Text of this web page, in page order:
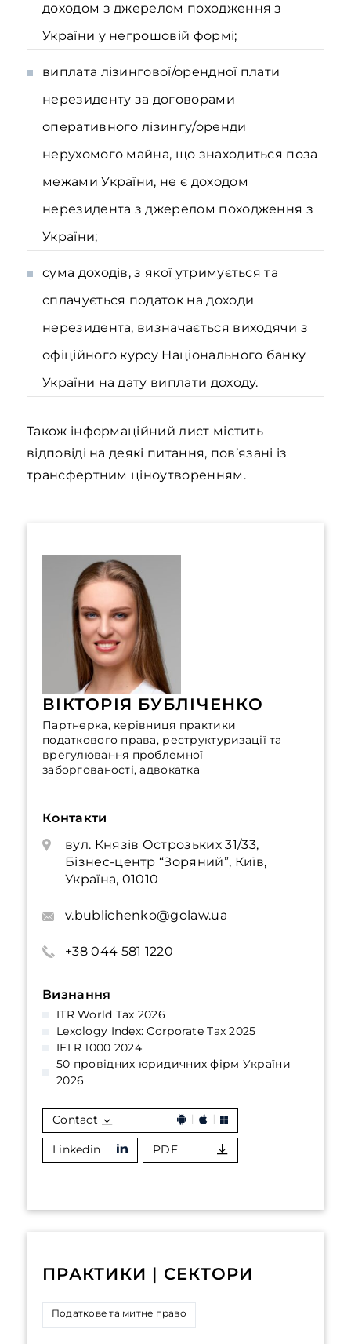
доходом з джерелом походження з
України у негрошовій формі;
виплата лізингової/орендної плати
нерезиденту за договорами
оперативного лізингу/оренди
нерухомого майна, що знаходиться поза
межами України, не є доходом
нерезидента з джерелом походження з
України;
сума доходів, з якої утримується та
сплачується податок на доходи
нерезидента, визначається виходячи з
офіційного курсу Національного банку
України на дату виплати доходу.
Також інформаційний лист містить
відповіді на деякі питання, пов’язані із
трансфертним ціноутворенням.
ВІКТОРІЯ БУБЛІЧЕНКО
Партнерка, керівниця практики
податкового права, реструктуризації та
врегулювання проблемної
заборгованості, адвокатка
Контакти
вул. Князів Острозьких 31/33,
Бізнес-центр “Зоряний”, Київ,
Україна, 01010
v.bublichenko@golaw.ua
+38 044 581 1220
Визнання
ITR World Tax 2026
Lexology Index: Corporate Tax 2025
IFLR 1000 2024
50 провідних юридичних фірм України
2026
Contact
Linkedin PDF
ПРАКТИКИ | СЕКТОРИ
Податкове та митне право